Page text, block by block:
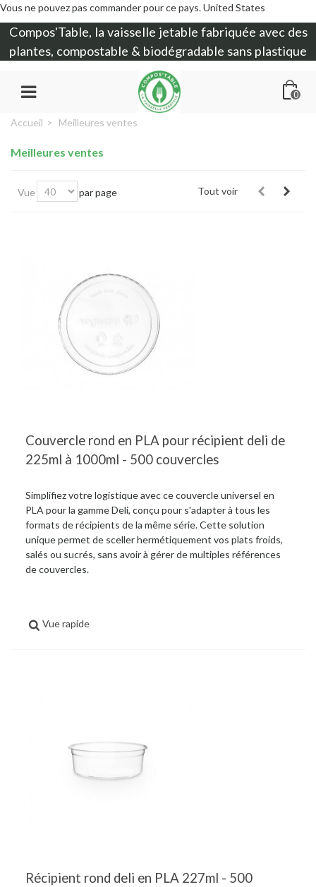
Vous ne pouvez pas commander pour ce pays.United States
Compos'Table, la vaisselle jetable fabriquée avec des
plantes, compostable & biodégradable sans plastique
0
Accueil > Meilleures ventes
Meilleures ventes
Vue par page Tout voir
Couvercle rond en PLA pour récipient deli de
225ml à 1000ml - 500 couvercles
Simplifiez votre logistique avec ce couvercle universel en
PLA pour la gamme Deli, conçu pour s'adapter à tous les
formats de récipients de la même série. Cette solution
unique permet de sceller hermétiquement vos plats froids,
salés ou sucrés, sans avoir à gérer de multiples références
de couvercles.
Vue rapide
Récipient rond deli en PLA 227ml - 500